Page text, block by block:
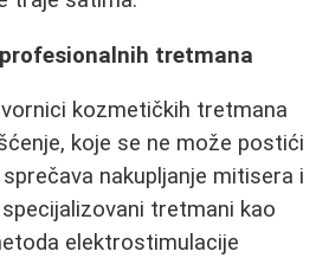
tretmana
kozmetičkih tretmana
koje se ne može postići
nakupljanje mitisera i
tretmani kao
elektrostimulacije